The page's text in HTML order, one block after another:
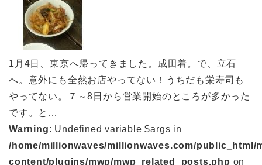
1月4日、東京へ帰ってきました。成田着。で、立石
へ。意外にも全然お店やってない！うちだも栄寿司も
やってない。７～8日から営業開始のところが多かった
です。と…
Warning: Undefined variable $args in
/home/millionwaves/millionwaves.com/public_html/
content/plugins/mwp/mwp_related_posts.php on